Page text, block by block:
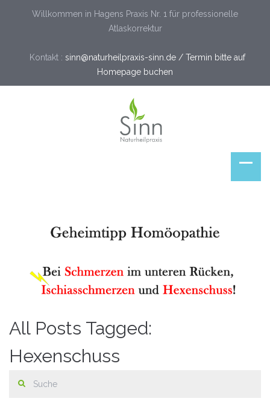
Willkommen in Hagens Praxis Nr. 1 für professionelle
Atlaskorrektur
Kontakt : sinn@naturheilpraxis-sinn.de / Termin bitte auf
Homepage buchen
All Posts Tagged:
Hexenschuss